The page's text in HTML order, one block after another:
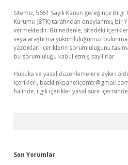
Sitemiz, 5651 Sayılı Kanun gereğince
Kurumu (BTK) tarafından onaylanmış bir
vermektedir. Bu nedenle, sitedeki
veya araştırma yükümlülüğümüz
yazdıkları içeriklerin sorumluluğunu
bu sorumluluğu kabul etmiş sayılırlar.
Hukuka ve yasal düzenlemelere aykırı
içerikleri,
halinde, ilgili içerikler yasal süre içerisinde
Son Yorumlar